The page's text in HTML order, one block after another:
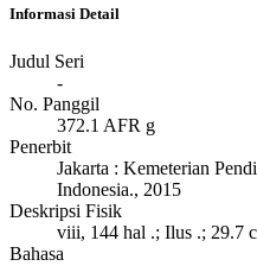
Informasi Detail
Judul Seri
-
No. Panggil
372.1 AFR g
Penerbit
Jakarta : Kemeterian
Indonesia., 2015
Deskripsi Fisik
viii, 144 hal .; Ilus .; 29.7
Bahasa